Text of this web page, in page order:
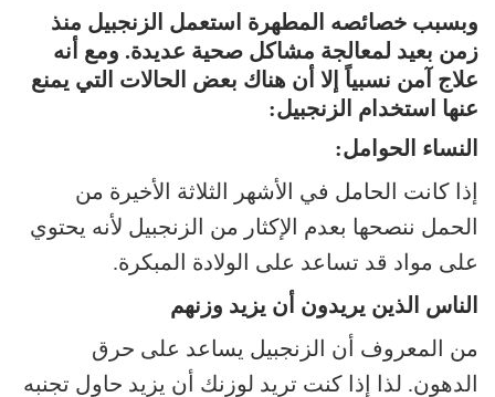
وبسبب خصائصه المطهرة استعمل الزنجبيل منذ
زمن بعيد لمعالجة مشاكل صحية عديدة. ومع أنه
علاج آمن نسبياً إلا أن هناك بعض الحالات التي يمنع
عنها استخدام الزنجبيل:
النساء الحوامل:
إذا كانت الحامل في الأشهر الثلاثة الأخيرة من
الحمل ننصحها بعدم الإكثار من الزنجبيل لأنه يحتوي
على مواد قد تساعد على الولادة المبكرة.
الناس الذين يريدون أن يزيد وزنهم
من المعروف أن الزنجبيل يساعد على حرق
الدهون. لذا إذا كنت تريد لوزنك أن يزيد حاول تجنبه